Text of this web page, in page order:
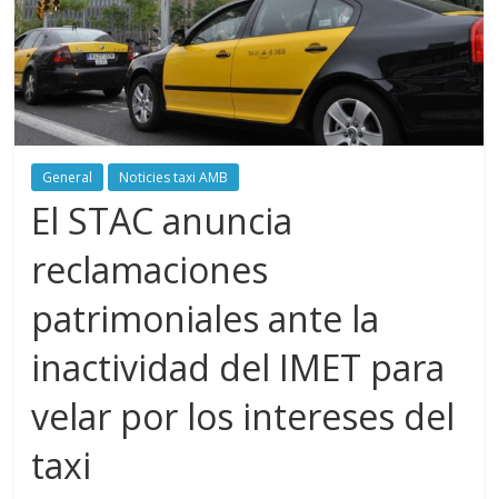
General Noticies taxi AMB
El STAC anuncia
reclamaciones
patrimoniales ante la
inactividad del IMET para
velar por los intereses del
taxi